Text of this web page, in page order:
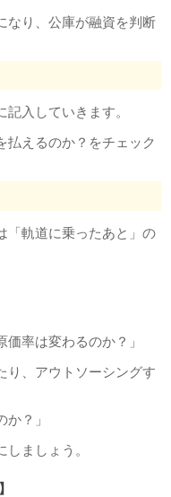
なり、公庫が融資を判断
入していきます。
払えるのか？をチェック
「軌道に乗ったあと」の
価率は変わるのか？」
り、アウトソーシングす
？」
ましょう。